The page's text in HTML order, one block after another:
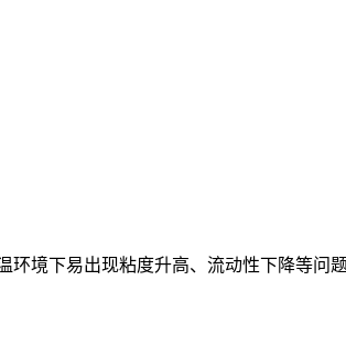
境下易出现粘度升高、流动性下降等问